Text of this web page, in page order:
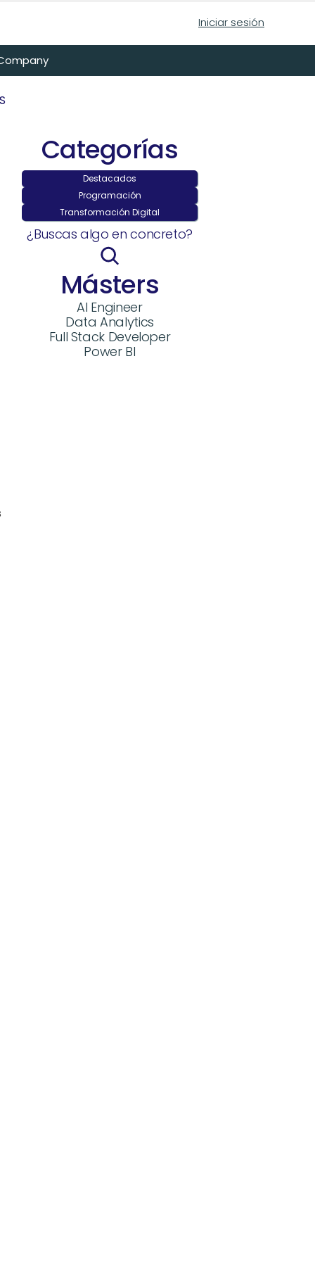
Categorías
Destacados
Programación
Transformación Digital
¿Buscas algo en concreto?
Másters
AI Engineer
Data Analytics
Full Stack Developer
Power BI
Iniciar sesión